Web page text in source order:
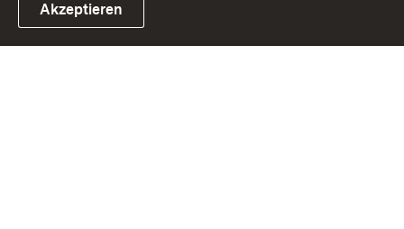
Link zum Landesportal
Akzeptieren